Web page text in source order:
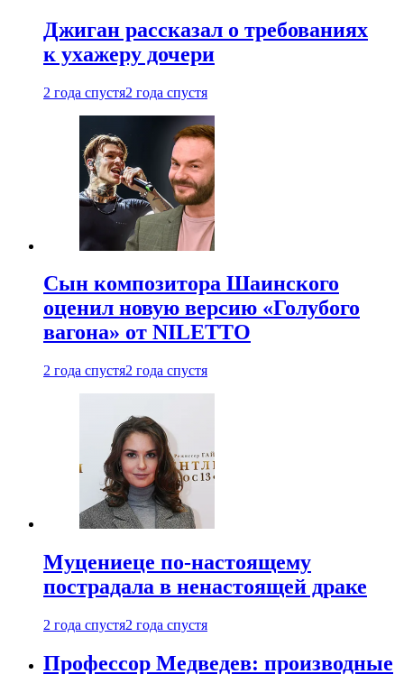
Джиган рассказал о требованиях
к ухажеру дочери
2 года спустя2 года спустя
Сын композитора Шаинского
оценил новую версию «Голубого
вагона» от NILETTO
2 года спустя2 года спустя
Муцениеце по-настоящему
пострадала в ненастоящей драке
2 года спустя2 года спустя
Профессор Медведев: производные